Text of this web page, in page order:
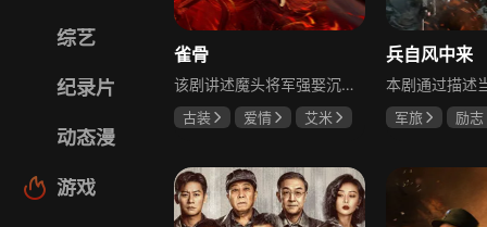
综艺
纪录片
动态漫
游戏
雀骨
该剧讲述魔头将军强娶沉迷机关术的财迷假千金，两人从契约夫妻起步，在生死局中互扒马甲，爱意与杀意交织共生。过程中他们揭露朝堂阴谋，破解生死乱局，最终共同守护家国太平，融合了权谋、爱情、冒险等多重元素，情节跌宕起伏。
古装 爱情
艾米
兵自风中来
军旅
励志